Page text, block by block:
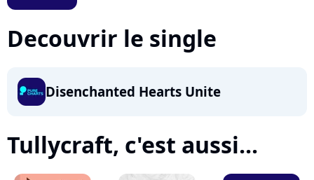
Decouvrir le single
Disenchanted Hearts Unite
Tullycraft, c'est aussi...